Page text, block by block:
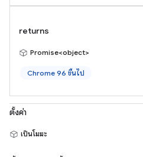
returns
Promise<object>
Chrome 96 ขึ้นไป
ตั้งค่า
เป็นโมฆะ